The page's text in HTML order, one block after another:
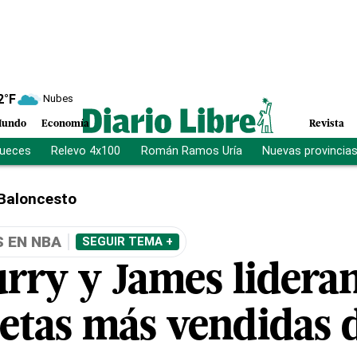
°F Nubes
Economía Revista
Relevo 4x100 Román Ramos Uría Nuevas
EN NBA SEGUIR TEMA +
y James
más vendidas